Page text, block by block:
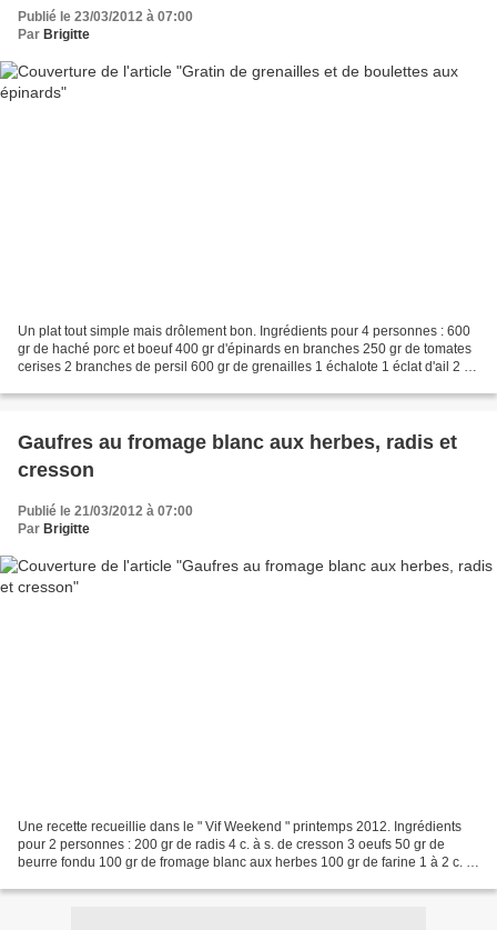
Publié le 23/03/2012 à 07:00
Par Brigitte
Un plat tout simple mais drôlement bon. Ingrédients pour 4 personnes : 600
gr de haché porc et boeuf 400 gr d'épinards en branches 250 gr de tomates
cerises 2 branches de persil 600 gr de grenailles 1 échalote 1 éclat d'ail 2 dl
Gaufres au fromage blanc aux herbes, radis et
cresson
Publié le 21/03/2012 à 07:00
Par Brigitte
Une recette recueillie dans le " Vif Weekend " printemps 2012. Ingrédients
pour 2 personnes : 200 gr de radis 4 c. à s. de cresson 3 oeufs 50 gr de
beurre fondu 100 gr de fromage blanc aux herbes 100 gr de farine 1 à 2 c. à